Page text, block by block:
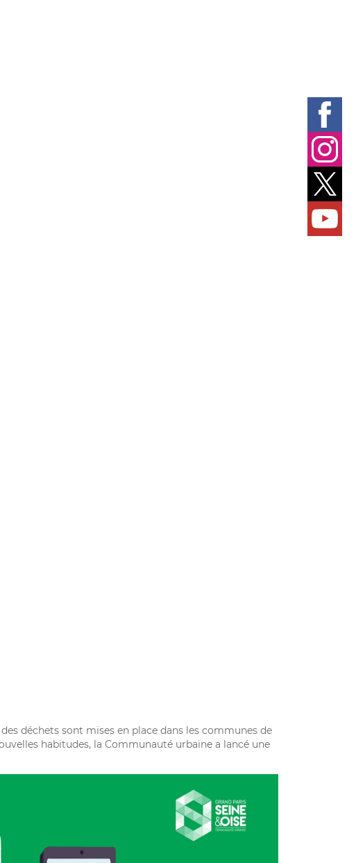
déchets sont mises en place dans les communes de
habitudes, la Communauté urbaine a lancé une